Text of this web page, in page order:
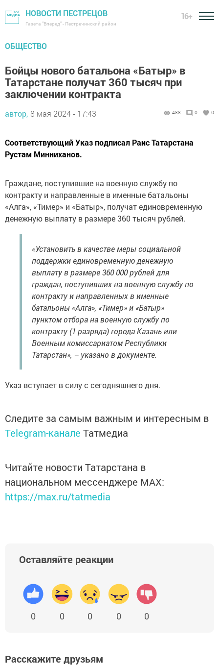
НОВОСТИ ПЕСТРЕЦОВ
Газета "Вперед" - Пестречинский район
16+
ОБЩЕСТВО
Бойцы нового батальона «Батыр» в
Татарстане получат 360 тысяч при
заключении контракта
автор, 8 мая 2024 - 17:43 488 0 0
Соответствующий Указ подписал Раис Татарстана
Рустам Минниханов.
Граждане, поступившие на военную службу по
контракту и направленные в именные батальоны
«Алга», «Тимер» и «Батыр», получат единовременную
денежную выплату в размере 360 тысяч рублей.
«Установить в качестве меры социальной
поддержки единовременную денежную
выплату в размере 360 000 рублей для
граждан, поступивших на военную службу по
контракту и направленных в именные
батальоны «Алга», «Тимер» и «Батыр»
пунктом отбора на военную службу по
контракту (1 разряда) города Казань или
Военным комиссариатом Республики
Татарстан», – указано в документе.
Указ вступает в силу с сегодняшнего дня.
Следите за самым важным и интересным в
Telegram-канале Татмедиа
Читайте новости Татарстана в
национальном мессенджере MАХ:
https://max.ru/tatmedia
Оставляйте реакции
0 0 0 0 0
Расскажите друзьям